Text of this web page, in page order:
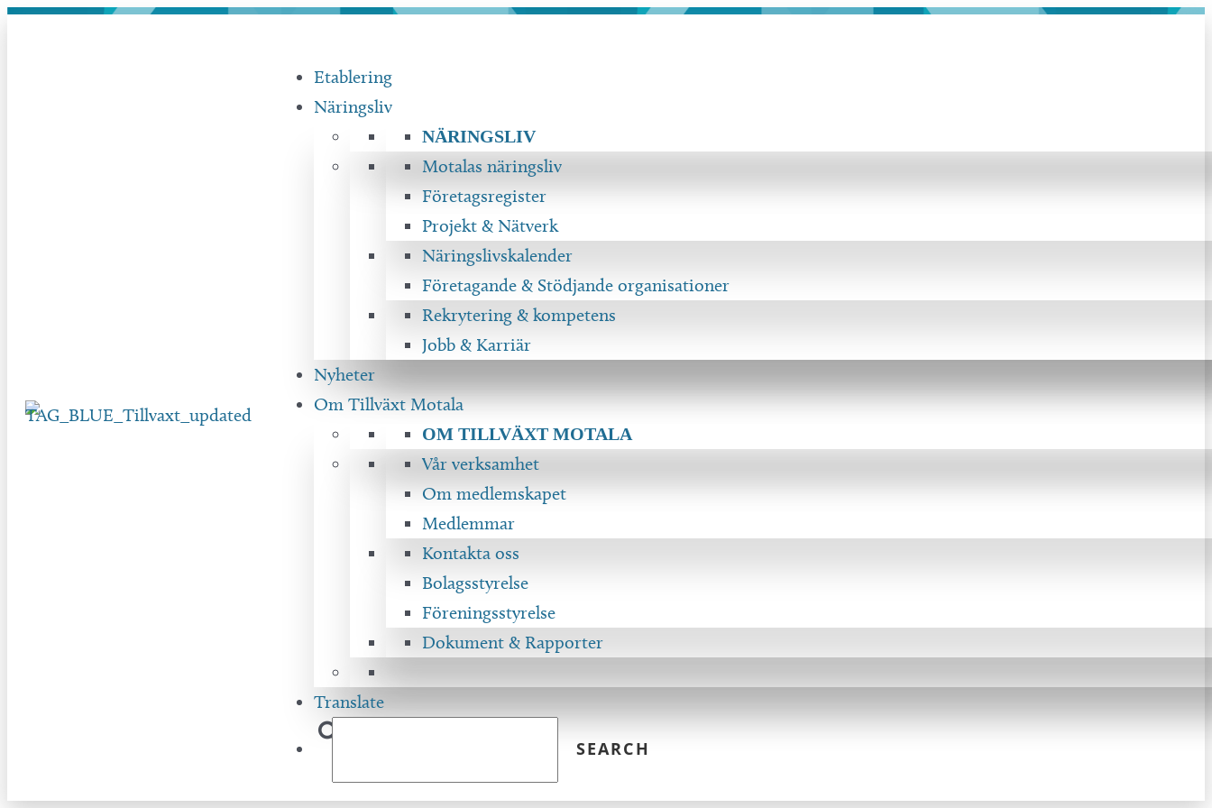
Hoppa
Etablering
Näringsliv
NÄRINGSLIV
Motalas näringsliv
Företagsregister
Projekt & Nätverk
Näringslivskalender
Företagande & Stödjande organisationer
Rekrytering & kompetens
Jobb & Karriär
Nyheter
Om Tillväxt Motala
OM TILLVÄXT MOTALA
Vår verksamhet
Om medlemskapet
Medlemmar
Kontakta oss
Bolagsstyrelse
Föreningsstyrelse
Dokument & Rapporter
Translate